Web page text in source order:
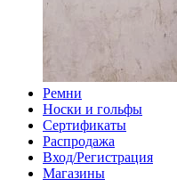
Ремни
Носки и гольфы
Сертификаты
Распродажа
Вход/Регистрация
Магазины